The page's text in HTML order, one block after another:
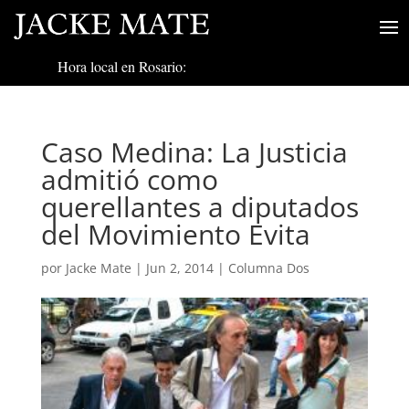
Hora local en Rosario:
Caso Medina: La Justicia
admitió como
querellantes a diputados
del Movimiento Evita
por Jacke Mate | Jun 2, 2014| Columna Dos